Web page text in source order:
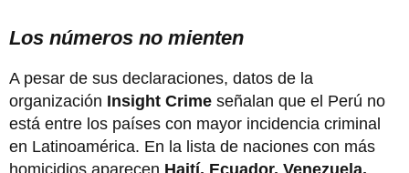
Los números no mienten
A pesar de sus declaraciones, datos de la
organización Insight Crime señalan que el Perú no
está entre los países con mayor incidencia criminal
en Latinoamérica. En la lista de naciones con más